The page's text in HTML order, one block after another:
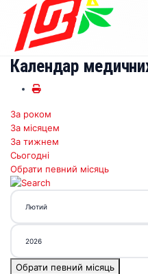
Календар
За роком
За місяцем
За тижнем
Сьогодні
Обрати певний місяць
Обрати певний місяць